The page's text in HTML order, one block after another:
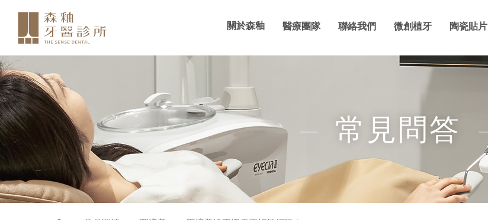
關於森釉 醫療團隊 聯絡我們 微創植牙 陶瓷貼片
常見問答